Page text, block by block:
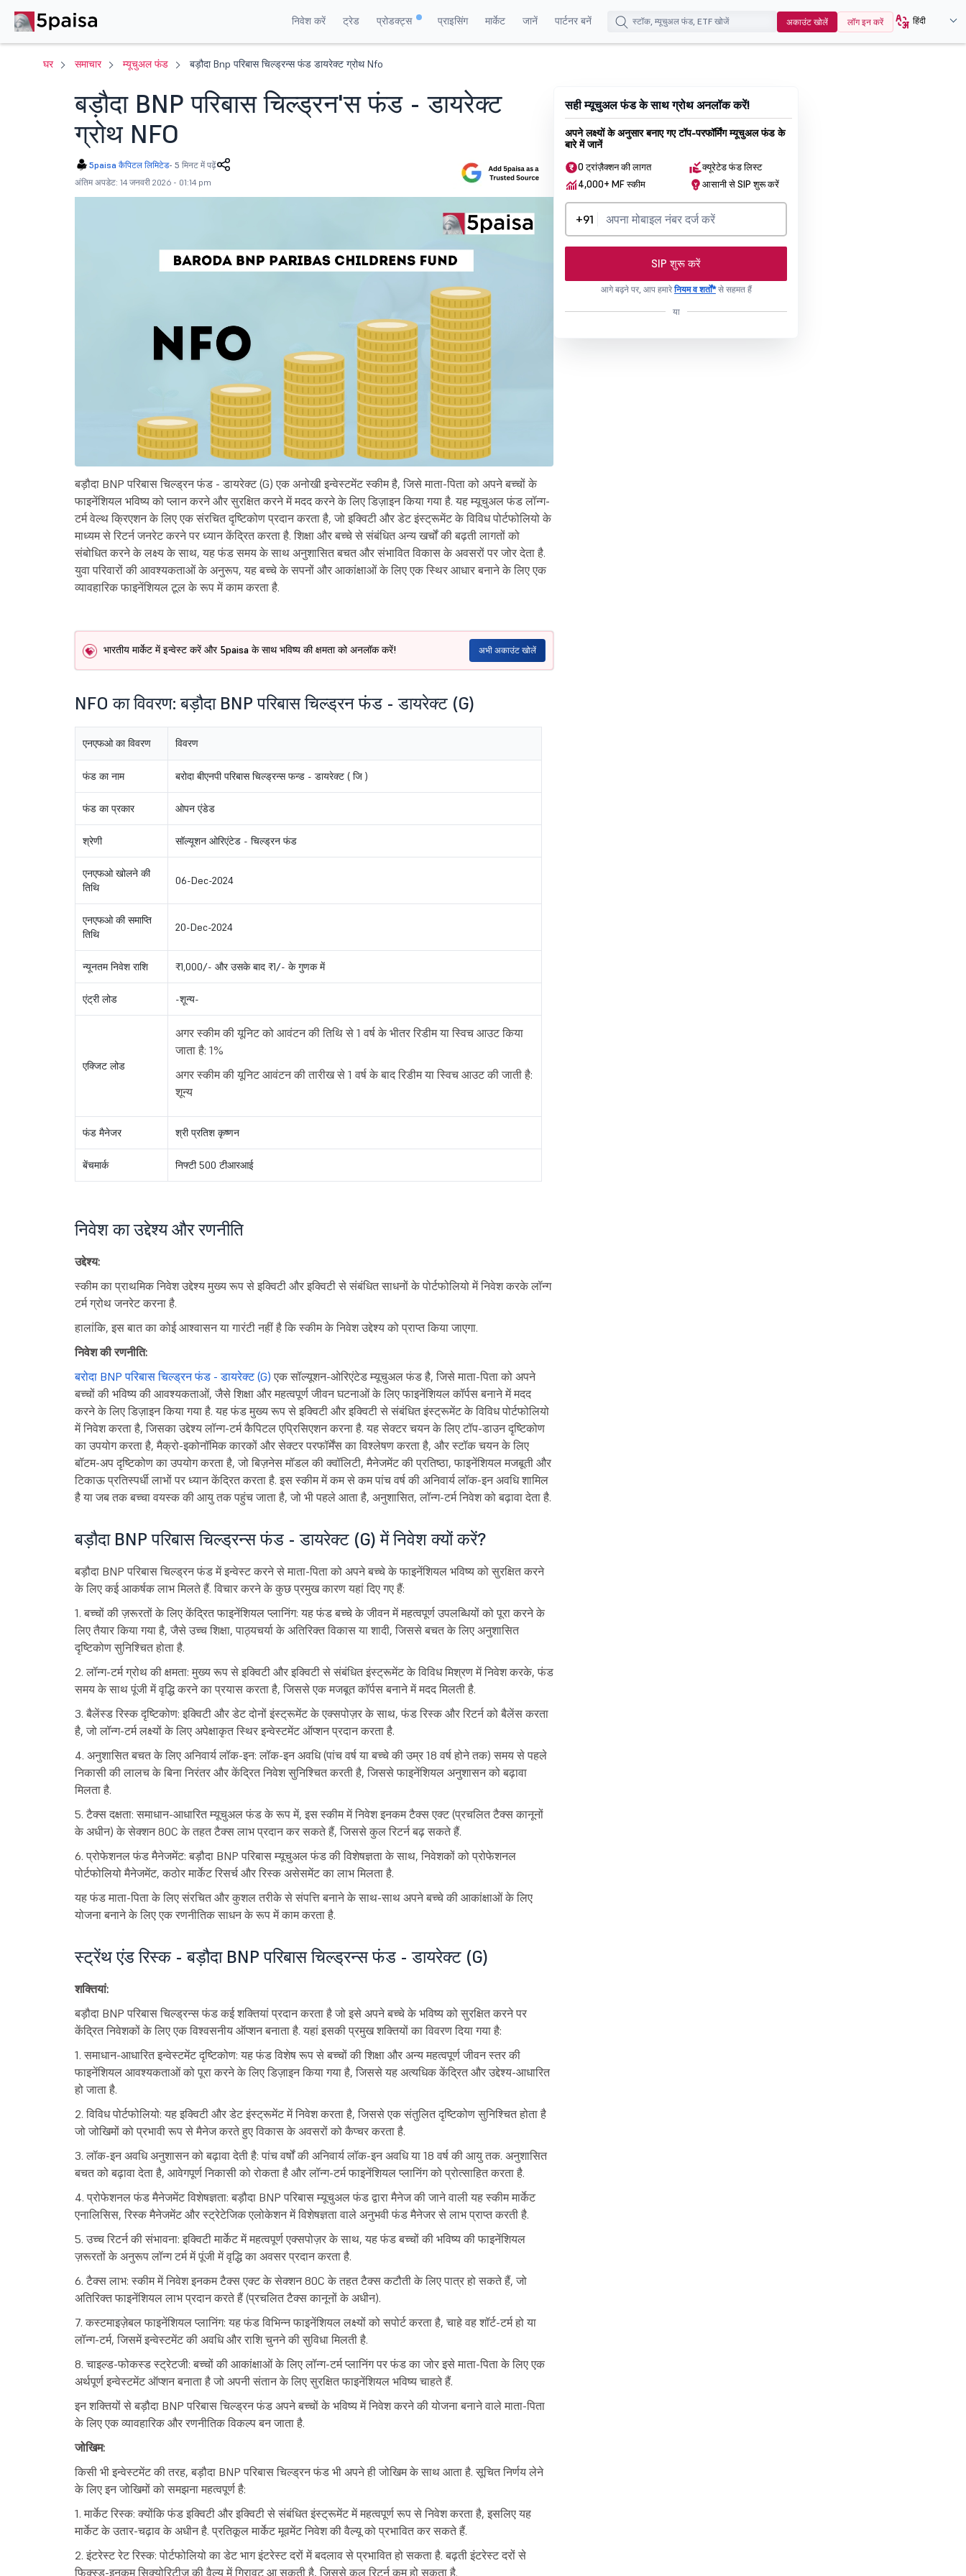
निवेश करें ट्रेड प्रोडक्ट्स प्राइसिंग मार्केट जानें पार्टनर बनें अकाउंट खोलें लॉग इन करें हिंदी
घर समाचार म्यूचुअल फंड बड़ौदा Bnp परिबास चिल्ड्रन्स फंड डायरेक्ट ग्रोथ Nfo
बड़ौदा BNP परिबास चिल्ड्रन'स फंड - डायरेक्ट
ग्रोथ NFO
5paisa कैपिटल लिमिटेड- 5 मिनट में पढ़ें
अंतिम अपडेट: 14 जनवरी 2026 - 01:14 pm
बड़ौदा BNP परिबास चिल्ड्रन फंड - डायरेक्ट (G) एक अनोखी इन्वेस्टमेंट स्कीम है, जिसे माता-पिता को अपने बच्चों के
फाइनेंशियल भविष्य को प्लान करने और सुरक्षित करने में मदद करने के लिए डिज़ाइन किया गया है. यह म्यूचुअल फंड लॉन्ग-
टर्म वेल्थ क्रिएशन के लिए एक संरचित दृष्टिकोण प्रदान करता है, जो इक्विटी और डेट इंस्ट्रूमेंट के विविध पोर्टफोलियो के
माध्यम से रिटर्न जनरेट करने पर ध्यान केंद्रित करता है. शिक्षा और बच्चे से संबंधित अन्य खर्चों की बढ़ती लागतों को
संबोधित करने के लक्ष्य के साथ, यह फंड समय के साथ अनुशासित बचत और संभावित विकास के अवसरों पर जोर देता है.
युवा परिवारों की आवश्यकताओं के अनुरूप, यह बच्चे के सपनों और आकांक्षाओं के लिए एक स्थिर आधार बनाने के लिए एक
व्यावहारिक फाइनेंशियल टूल के रूप में काम करता है.
भारतीय मार्केट में इन्वेस्ट करें और 5paisa के साथ भविष्य की क्षमता को अनलॉक करें! अभी अकाउंट खोलें
NFO का विवरण: बड़ौदा BNP परिबास चिल्ड्रन फंड - डायरेक्ट (G)
एनएफओ का विवरण विवरण
फंड का नाम बरोदा बीएनपी परिबास चिल्ड्रन्स फन्ड - डायरेक्ट ( जि )
फंड का प्रकार ओपन एंडेड
श्रेणी सॉल्यूशन ओरिएंटेड - चिल्ड्रन फंड
एनएफओ खोलने की
तिथि
06-Dec-2024
एनएफओ की समाप्ति
तिथि
20-Dec-2024
न्यूनतम निवेश राशि ₹1,000/- और उसके बाद ₹1/- के गुणक में
एंट्री लोड -शून्य-
एक्जिट लोड
अगर स्कीम की यूनिट को आवंटन की तिथि से 1 वर्ष के भीतर रिडीम या स्विच आउट किया
जाता है: 1%
अगर स्कीम की यूनिट आवंटन की तारीख से 1 वर्ष के बाद रिडीम या स्विच आउट की जाती है:
शून्य
फंड मैनेजर श्री प्रतिश कृष्णन
बेंचमार्क निफ्टी 500 टीआरआई
निवेश का उद्देश्य और रणनीति
उद्देश्य:
स्कीम का प्राथमिक निवेश उद्देश्य मुख्य रूप से इक्विटी और इक्विटी से संबंधित साधनों के पोर्टफोलियो में निवेश करके लॉन्ग
टर्म ग्रोथ जनरेट करना है.
हालांकि, इस बात का कोई आश्वासन या गारंटी नहीं है कि स्कीम के निवेश उद्देश्य को प्राप्त किया जाएगा.
निवेश की रणनीति:
बरोदा BNP परिबास चिल्ड्रन फंड - डायरेक्ट (G) एक सॉल्यूशन-ओरिएंटेड म्यूचुअल फंड है, जिसे माता-पिता को अपने
बच्चों की भविष्य की आवश्यकताओं, जैसे शिक्षा और महत्वपूर्ण जीवन घटनाओं के लिए फाइनेंशियल कॉर्पस बनाने में मदद
करने के लिए डिज़ाइन किया गया है. यह फंड मुख्य रूप से इक्विटी और इक्विटी से संबंधित इंस्ट्रूमेंट के विविध पोर्टफोलियो
में निवेश करता है, जिसका उद्देश्य लॉन्ग-टर्म कैपिटल एप्रिसिएशन करना है. यह सेक्टर चयन के लिए टॉप-डाउन दृष्टिकोण
का उपयोग करता है, मैक्रो-इकोनॉमिक कारकों और सेक्टर परफॉर्मेंस का विश्लेषण करता है, और स्टॉक चयन के लिए
बॉटम-अप दृष्टिकोण का उपयोग करता है, जो बिज़नेस मॉडल की क्वॉलिटी, मैनेजमेंट की प्रतिष्ठा, फाइनेंशियल मजबूती और
टिकाऊ प्रतिस्पर्धी लाभों पर ध्यान केंद्रित करता है. इस स्कीम में कम से कम पांच वर्ष की अनिवार्य लॉक-इन अवधि शामिल
है या जब तक बच्चा वयस्क की आयु तक पहुंच जाता है, जो भी पहले आता है, अनुशासित, लॉन्ग-टर्म निवेश को बढ़ावा देता है.
बड़ौदा BNP परिबास चिल्ड्रन्स फंड - डायरेक्ट (G) में निवेश क्यों करें?
बड़ौदा BNP परिबास चिल्ड्रन फंड में इन्वेस्ट करने से माता-पिता को अपने बच्चे के फाइनेंशियल भविष्य को सुरक्षित करने
के लिए कई आकर्षक लाभ मिलते हैं. विचार करने के कुछ प्रमुख कारण यहां दिए गए हैं:
1. बच्चों की ज़रूरतों के लिए केंद्रित फाइनेंशियल प्लानिंग: यह फंड बच्चे के जीवन में महत्वपूर्ण उपलब्धियों को पूरा करने के
लिए तैयार किया गया है, जैसे उच्च शिक्षा, पाठ्यचर्या के अतिरिक्त विकास या शादी, जिससे बचत के लिए अनुशासित
दृष्टिकोण सुनिश्चित होता है.
2. लॉन्ग-टर्म ग्रोथ की क्षमता: मुख्य रूप से इक्विटी और इक्विटी से संबंधित इंस्ट्रूमेंट के विविध मिश्रण में निवेश करके, फंड
समय के साथ पूंजी में वृद्धि करने का प्रयास करता है, जिससे एक मजबूत कॉर्पस बनाने में मदद मिलती है.
3. बैलेंस्ड रिस्क दृष्टिकोण: इक्विटी और डेट दोनों इंस्ट्रूमेंट के एक्सपोज़र के साथ, फंड रिस्क और रिटर्न को बैलेंस करता
है, जो लॉन्ग-टर्म लक्ष्यों के लिए अपेक्षाकृत स्थिर इन्वेस्टमेंट ऑप्शन प्रदान करता है.
4. अनुशासित बचत के लिए अनिवार्य लॉक-इन: लॉक-इन अवधि (पांच वर्ष या बच्चे की उम्र 18 वर्ष होने तक) समय से पहले
निकासी की लालच के बिना निरंतर और केंद्रित निवेश सुनिश्चित करती है, जिससे फाइनेंशियल अनुशासन को बढ़ावा
मिलता है.
5. टैक्स दक्षता: समाधान-आधारित म्यूचुअल फंड के रूप में, इस स्कीम में निवेश इनकम टैक्स एक्ट (प्रचलित टैक्स कानूनों
के अधीन) के सेक्शन 80C के तहत टैक्स लाभ प्रदान कर सकते हैं, जिससे कुल रिटर्न बढ़ सकते हैं.
6. प्रोफेशनल फंड मैनेजमेंट: बड़ौदा BNP परिबास म्यूचुअल फंड की विशेषज्ञता के साथ, निवेशकों को प्रोफेशनल
पोर्टफोलियो मैनेजमेंट, कठोर मार्केट रिसर्च और रिस्क असेसमेंट का लाभ मिलता है.
यह फंड माता-पिता के लिए संरचित और कुशल तरीके से संपत्ति बनाने के साथ-साथ अपने बच्चे की आकांक्षाओं के लिए
योजना बनाने के लिए एक रणनीतिक साधन के रूप में काम करता है.
स्ट्रेंथ एंड रिस्क - बड़ौदा BNP परिबास चिल्ड्रन्स फंड - डायरेक्ट (G)
शक्तियां:
बड़ौदा BNP परिबास चिल्ड्रन्स फंड कई शक्तियां प्रदान करता है जो इसे अपने बच्चे के भविष्य को सुरक्षित करने पर
केंद्रित निवेशकों के लिए एक विश्वसनीय ऑप्शन बनाता है. यहां इसकी प्रमुख शक्तियों का विवरण दिया गया है:
1. समाधान-आधारित इन्वेस्टमेंट दृष्टिकोण: यह फंड विशेष रूप से बच्चों की शिक्षा और अन्य महत्वपूर्ण जीवन स्तर की
फाइनेंशियल आवश्यकताओं को पूरा करने के लिए डिज़ाइन किया गया है, जिससे यह अत्यधिक केंद्रित और उद्देश्य-आधारित
हो जाता है.
2. विविध पोर्टफोलियो: यह इक्विटी और डेट इंस्ट्रूमेंट में निवेश करता है, जिससे एक संतुलित दृष्टिकोण सुनिश्चित होता है
जो जोखिमों को प्रभावी रूप से मैनेज करते हुए विकास के अवसरों को कैप्चर करता है.
3. लॉक-इन अवधि अनुशासन को बढ़ावा देती है: पांच वर्षों की अनिवार्य लॉक-इन अवधि या 18 वर्ष की आयु तक. अनुशासित
बचत को बढ़ावा देता है, आवेगपूर्ण निकासी को रोकता है और लॉन्ग-टर्म फाइनेंशियल प्लानिंग को प्रोत्साहित करता है.
4. प्रोफेशनल फंड मैनेजमेंट विशेषज्ञता: बड़ौदा BNP परिबास म्यूचुअल फंड द्वारा मैनेज की जाने वाली यह स्कीम मार्केट
एनालिसिस, रिस्क मैनेजमेंट और स्ट्रेटेजिक एलोकेशन में विशेषज्ञता वाले अनुभवी फंड मैनेजर से लाभ प्राप्त करती है.
5. उच्च रिटर्न की संभावना: इक्विटी मार्केट में महत्वपूर्ण एक्सपोज़र के साथ, यह फंड बच्चों की भविष्य की फाइनेंशियल
ज़रूरतों के अनुरूप लॉन्ग टर्म में पूंजी में वृद्धि का अवसर प्रदान करता है.
6. टैक्स लाभ: स्कीम में निवेश इनकम टैक्स एक्ट के सेक्शन 80C के तहत टैक्स कटौती के लिए पात्र हो सकते हैं, जो
अतिरिक्त फाइनेंशियल लाभ प्रदान करते हैं (प्रचलित टैक्स कानूनों के अधीन).
7. कस्टमाइज़ेबल फाइनेंशियल प्लानिंग: यह फंड विभिन्न फाइनेंशियल लक्ष्यों को सपोर्ट करता है, चाहे वह शॉर्ट-टर्म हो या
लॉन्ग-टर्म, जिसमें इन्वेस्टमेंट की अवधि और राशि चुनने की सुविधा मिलती है.
8. चाइल्ड-फोकस्ड स्ट्रेटजी: बच्चों की आकांक्षाओं के लिए लॉन्ग-टर्म प्लानिंग पर फंड का जोर इसे माता-पिता के लिए एक
अर्थपूर्ण इन्वेस्टमेंट ऑप्शन बनाता है जो अपनी संतान के लिए सुरक्षित फाइनेंशियल भविष्य चाहते हैं.
इन शक्तियों से बड़ौदा BNP परिबास चिल्ड्रन फंड अपने बच्चों के भविष्य में निवेश करने की योजना बनाने वाले माता-पिता
के लिए एक व्यावहारिक और रणनीतिक विकल्प बन जाता है.
जोखिम:
किसी भी इन्वेस्टमेंट की तरह, बड़ौदा BNP परिबास चिल्ड्रन फंड भी अपने ही जोखिम के साथ आता है. सूचित निर्णय लेने
के लिए इन जोखिमों को समझना महत्वपूर्ण है:
1. मार्केट रिस्क: क्योंकि फंड इक्विटी और इक्विटी से संबंधित इंस्ट्रूमेंट में महत्वपूर्ण रूप से निवेश करता है, इसलिए यह
मार्केट के उतार-चढ़ाव के अधीन है. प्रतिकूल मार्केट मूवमेंट निवेश की वैल्यू को प्रभावित कर सकते हैं.
2. इंटरेस्ट रेट रिस्क: पोर्टफोलियो का डेट भाग इंटरेस्ट दरों में बदलाव से प्रभावित हो सकता है. बढ़ती इंटरेस्ट दरों से
फिक्स्ड-इनकम सिक्योरिटीज़ की वैल्यू में गिरावट आ सकती है, जिससे कुल रिटर्न कम हो सकता है.
सही म्यूचुअल फंड के साथ ग्रोथ अनलॉक करें!
अपने लक्ष्यों के अनुसार बनाए गए टॉप-परफॉर्मिंग म्यूचुअल फंड के
बारे में जानें
0 ट्रांज़ैक्शन की लागत
क्यूरेटेड फंड लिस्ट
4,000+ MF स्कीम
आसानी से SIP शुरू करें
+91
SIP शुरू करें
आगे बढ़ने पर, आप हमारेनियम व शर्तों*से सहमत हैं
या